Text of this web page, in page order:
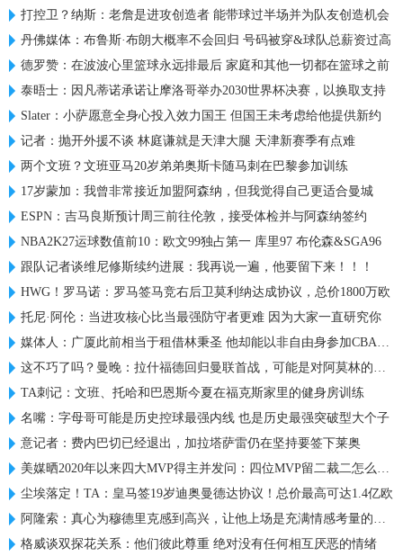
打控卫？纳斯：老詹是进攻创造者 能带球过半场并为队友创造机会
丹佛媒体：布鲁斯·布朗大概率不会回归 号码被穿&球队总薪资过高
德罗赞：在波波心里篮球永远排最后 家庭和其他一切都在篮球之前
泰晤士：因凡蒂诺承诺让摩洛哥举办2030世界杯决赛，以换取支持
Slater：小萨愿意全身心投入效力国王 但国王未考虑给他提供新约
记者：抛开外援不谈 林庭谦就是天津大腿 天津新赛季有点难
两个文班？文班亚马20岁弟弟奥斯卡随马刺在巴黎参加训练
17岁蒙加：我曾非常接近加盟阿森纳，但我觉得自己更适合曼城
ESPN：吉马良斯预计周三前往伦敦，接受体检并与阿森纳签约
NBA2K27运球数值前10：欧文99独占第一 库里97 布伦森&SGA96
跟队记者谈维尼修斯续约进展：我再说一遍，他要留下来！！！
HWG！罗马诺：罗马签马竞右后卫莫利纳达成协议，总价1800万欧
托尼·阿伦：当进攻核心比当最强防守者更难 因为大家一直研究你
媒体人：广厦此前相当于租借林秉圣 他却能以非自由身参加CBA选秀
这不巧了吗？曼晚：拉什福德回归曼联首战，可能是对阿莫林的米兰
TA刺记：文班、托哈和巴恩斯今夏在福克斯家里的健身房训练
名嘴：字母哥可能是历史控球最强内线 也是历史最强突破型大个子
意记者：费内巴切已经退出，加拉塔萨雷仍在坚持要签下莱奥
美媒晒2020年以来四大MVP得主并发问：四位MVP留二裁二怎么选？
尘埃落定！TA：皇马签19岁迪奥曼德达协议！总价最高可达1.4亿欧
阿隆索：真心为穆德里克感到高兴，让他上场是充满情感考量的决定
格威谈双探花关系：他们彼此尊重 绝对没有任何相互厌恶的情绪